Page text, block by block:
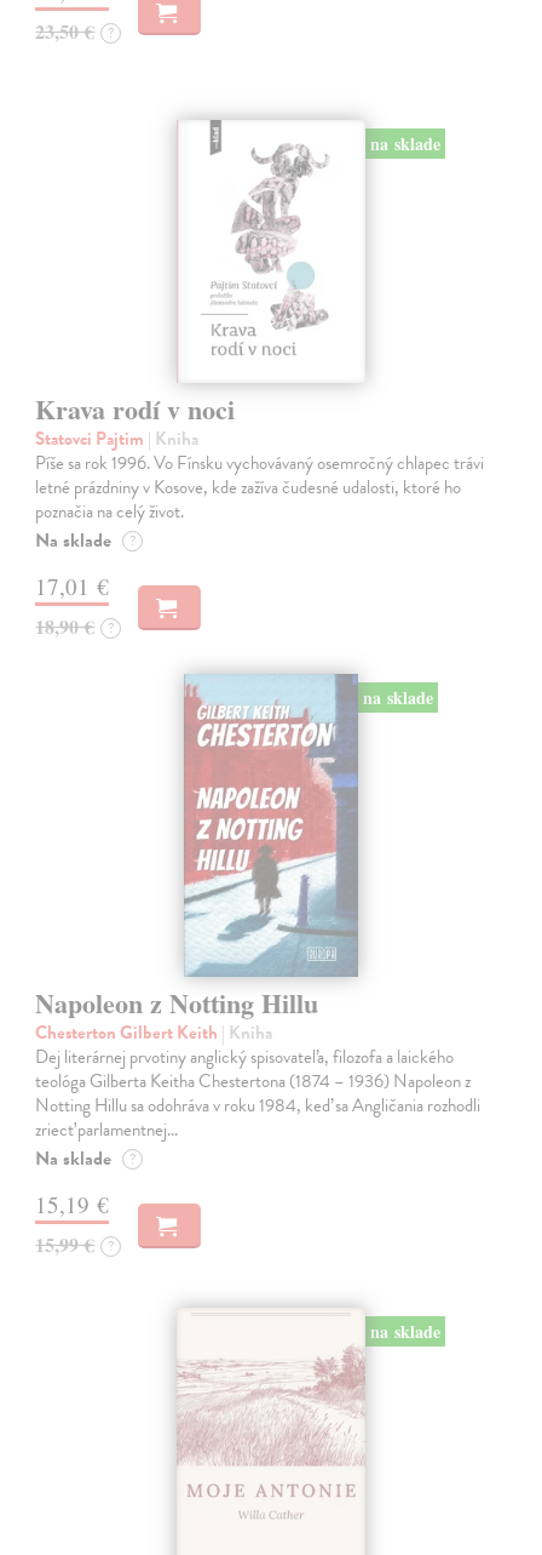
23,50 € ?
na sklade
Krava rodí v noci
Statovci Pajtim | Kniha
Píše sa rok 1996. Vo Fínsku vychovávaný osemročný chlapec trávi
letné prázdniny v Kosove, kde zažíva čudesné udalosti, ktoré ho
poznačia na celý život.
Na sklade ?
17,01 €
18,90 € ?
na sklade
Napoleon z Notting Hillu
Chesterton Gilbert Keith | Kniha
Dej literárnej prvotiny anglický spisovateľa, filozofa a laického
teológa Gilberta Keitha Chestertona (1874 – 1936) Napoleon z
Notting Hillu sa odohráva v roku 1984, keď sa Angličania rozhodli
zriecť parlamentnej…
Na sklade ?
15,19 €
15,99 € ?
na sklade